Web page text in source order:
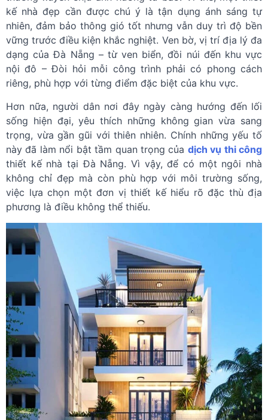
kế nhà đẹp cần được chú ý là tận dụng ánh sáng tự
nhiên, đảm bảo thông gió tốt nhưng vẫn duy trì độ bền
vững trước điều kiện khắc nghiệt. Ven bờ, vị trí địa lý đa
dạng của Đà Nẵng – từ ven biển, đồi núi đến khu vực
nội đô – Đòi hỏi mỗi công trình phải có phong cách
riêng, phù hợp với từng điểm đặc biệt của khu vực.
Hơn nữa, người dân nơi đây ngày càng hướng đến lối
sống hiện đại, yêu thích những không gian vừa sang
trọng, vừa gần gũi với thiên nhiên. Chính những yếu tố
này đã làm nổi bật tầm quan trọng của dịch vụ thi công
thiết kế nhà tại Đà Nẵng. Vì vậy, để có một ngôi nhà
không chỉ đẹp mà còn phù hợp với môi trường sống,
việc lựa chọn một đơn vị thiết kế hiểu rõ đặc thù địa
phương là điều không thể thiếu.